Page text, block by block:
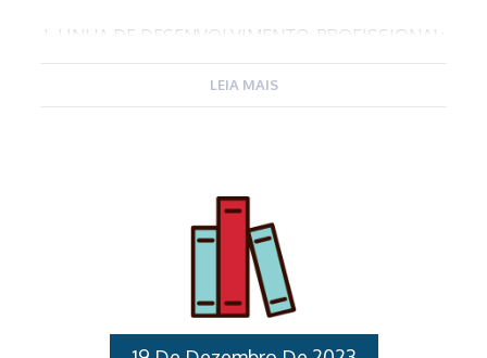
I. LINHA DE DESENVOLVIMENTO: PROFISSIONAL:
Fiscalização de Trânsito da especialidade de 2ª
ALVO: Servidores Público Municipais Ativos,
ocupantes do cargo de Agentes de Fiscalização de
Trânsito na especialidade 2ª classe. IV.
REQUISITOS DE PARTICIPAÇÃO NO CURSO:
Inscrever-se para o Curso de Capacitação de
Progressão Funcional – Agente de Fiscalização de
Trânsito e ser servidor público municipal de Várzea
LEIA MAIS